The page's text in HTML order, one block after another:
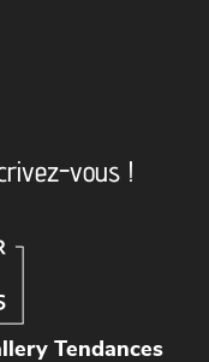
vous !
Tendances